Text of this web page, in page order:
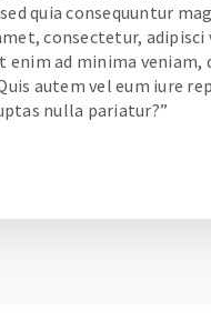
quia consequuntur
consectetur,
enim ad minima
autem vel eum iure
nulla pariatur?”